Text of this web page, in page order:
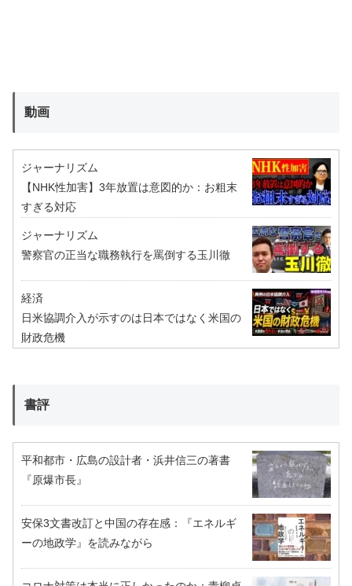
動画
ジャーナリズム
【NHK性加害】3年放置は意図的か：お粗末
すぎる対応
ジャーナリズム
警察官の正当な職務執行を罵倒する玉川徹
経済
日米協調介入が示すのは日本ではなく米国の
財政危機
書評
平和都市・広島の設計者・浜井信三の著書
『原爆市長』
安保3文書改訂と中国の存在感：『エネルギ
ーの地政学』を読みながら